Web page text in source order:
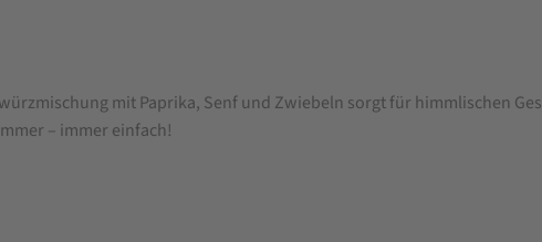
mit Paprika, Senf und Zwiebeln sorgt für himmlischen
– immer einfach!